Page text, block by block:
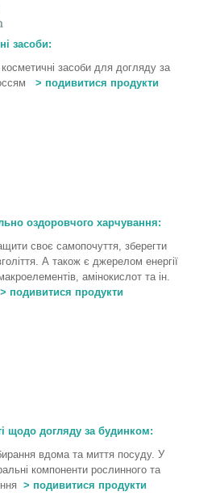
засоби:
засоби для догляду за
> подивитися продукти
оздоровчого харчування:
своє самопочуття, зберегти
А також є джерелом енергії
амінокислот та ін.
> подивитися продукти
щодо догляду за будинком:
вдома та миття посуду. У
компоненти рослинного та
> подивитися продукти